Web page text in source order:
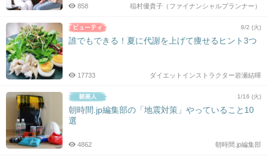
稲村優貴子（ファイナンシャルプランナー）
858
8/2 (火)
誰でもできる！夏に代謝を上げて痩せるヒント3つ
ダイエットインストラクター岩瀬結暉
17733
1/16 (火)
朝時間.jp編集部の「地震対策」やっていること10
選
朝時間.jp編集部
4862